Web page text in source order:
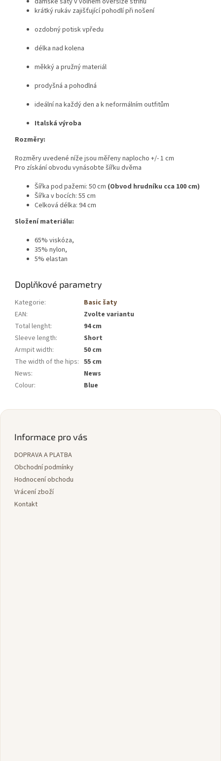
krátký rukáv zajišťující pohodlí při nošení
ozdobný potisk vpředu
délka nad kolena
měkký a pružný materiál
prodyšná a pohodlná
ideální na každý den a k neformálním outfitům
Italská výroba
Rozměry:
Rozměry uvedené níže jsou měřeny naplocho +/- 1 cm
Pro získání obvodu vynásobte šířku dvěma
Šířka pod pažemi: 50 cm (Obvod hrudníku cca 100 cm)
Šířka v bocích: 55 cm
Celková délka: 94 cm
Složení materiálu:
65% viskóza,
35% nylon,
5% elastan
Doplňkové parametry
Kategorie:
Basic šaty
EAN:
Zvolte variantu
Total lenght:
94 cm
Sleeve length:
Short
Armpit width:
50 cm
The width of the hips: 55 cm
News:
News
Colour: Blue
Z
Informace pro vás
DOPRAVA A PLATBA
Obchodní podmínky
Hodnocení obchodu
Vrácení zboží
Kontakt